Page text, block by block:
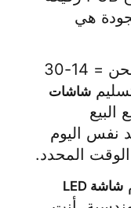
المحدد.